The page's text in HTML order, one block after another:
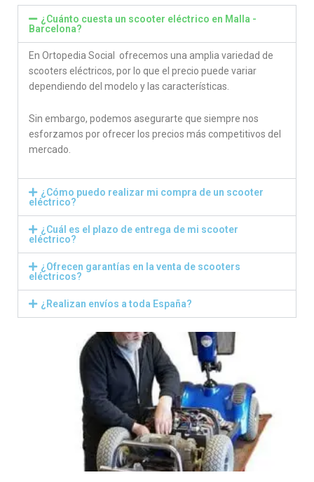
¿Cuánto cuesta un scooter eléctrico en Malla -
Barcelona?
En Ortopedia Social ofrecemos una amplia variedad de
scooters eléctricos, por lo que el precio puede variar
dependiendo del modelo y las características.
Sin embargo, podemos asegurarte que siempre nos
esforzamos por ofrecer los precios más competitivos del
mercado.
¿Cómo puedo realizar mi compra de un scooter
eléctrico?
¿Cuál es el plazo de entrega de mi scooter
eléctrico?
¿Ofrecen garantías en la venta de scooters
eléctricos?
¿Realizan envíos a toda España?